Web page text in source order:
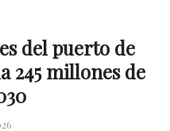
del puerto de
245 millones de